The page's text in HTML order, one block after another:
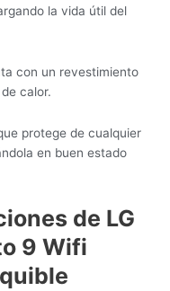
la vida útil del
con un revestimiento
calor.
protege de cualquier
en buen estado
de LG
9 Wifi